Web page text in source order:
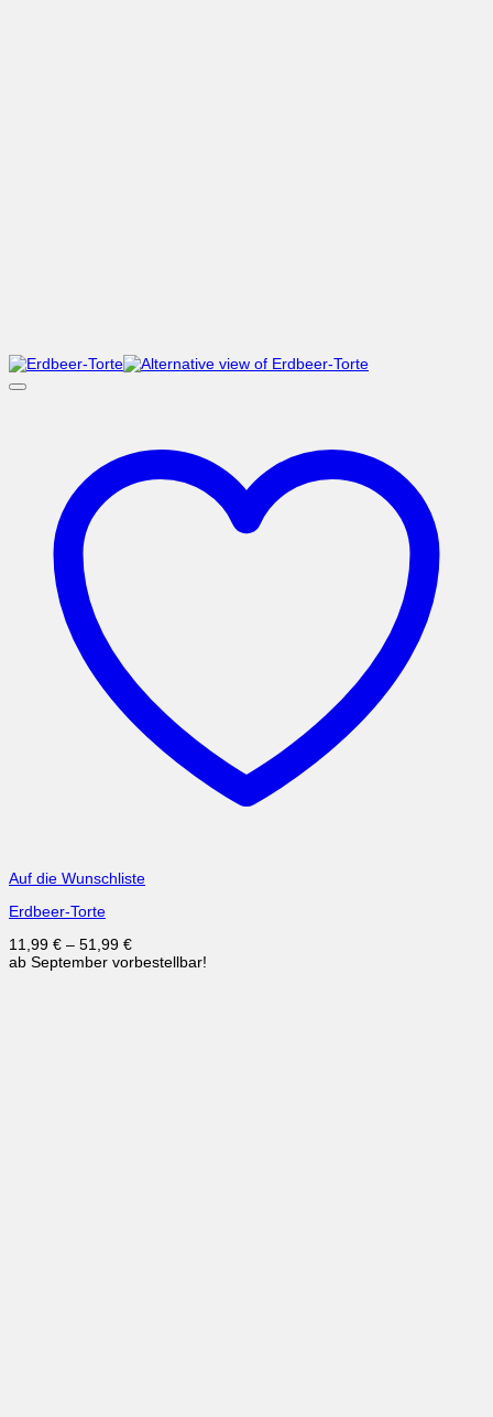
Auf die Wunschliste
Erdbeer-Torte
11,99 € – 51,99 €
ab September vorbestellbar!